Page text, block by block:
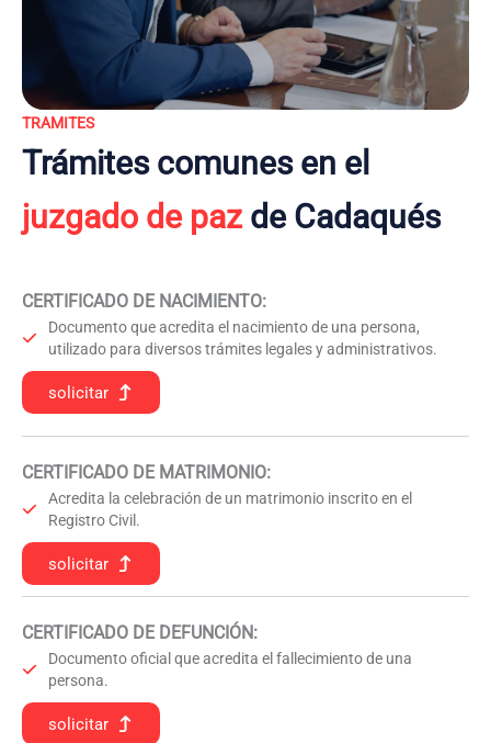
TRAMITES
Trámites comunes en el
juzgado de pazde Cadaqués
CERTIFICADO DE NACIMIENTO:
Documento que acredita el nacimiento de una persona,
utilizado para diversos trámites legales y administrativos.
solicitar
CERTIFICADO DE MATRIMONIO:
Acredita la celebración de un matrimonio inscrito en el
Registro Civil.
solicitar
CERTIFICADO DE DEFUNCIÓN:
Documento oficial que acredita el fallecimiento de una
persona.
solicitar